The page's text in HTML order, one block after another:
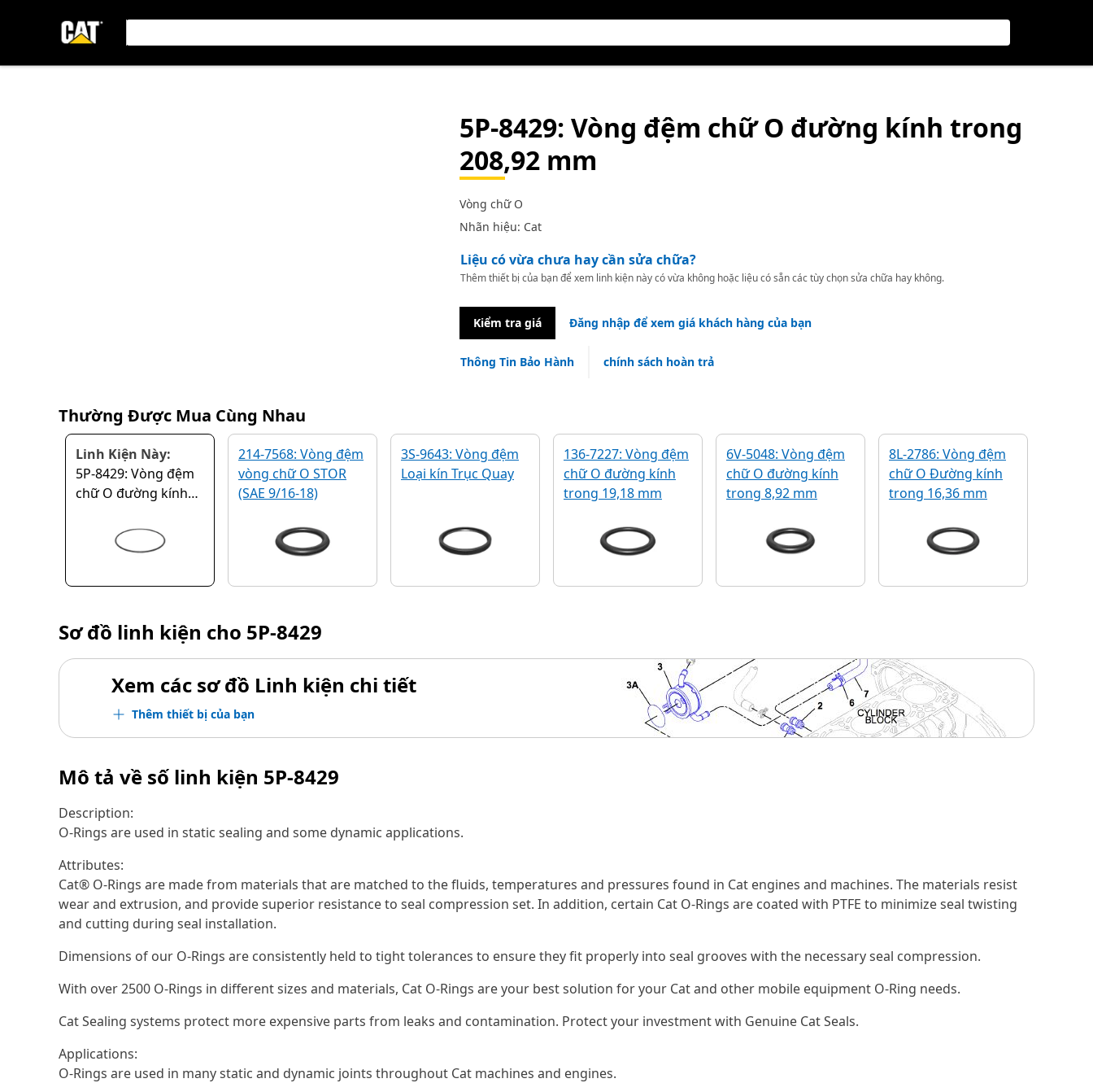
5P-8429: Vòng đệm chữ O đường kính trong
208,92 mm
Vòng chữ O
Nhãn hiệu: Cat
Liệu có vừa chưa hay cần sửa chữa?
Thêm thiết bị của bạn để xem linh kiện này có vừa không hoặc liệu có sẵn các tùy chọn sửa chữa hay không.
Kiểm tra giá Đăng nhập để xem giá khách hàng của bạn
Thông Tin Bảo Hành chính sách hoàn trả
Thường Được Mua Cùng Nhau
Linh Kiện Này:
5P-8429: Vòng đệm
chữ O đường kính
214-7568: Vòng đệm
vòng chữ O STOR
(SAE 9/16-18)
3S-9643: Vòng đệm
Loại kín Trục Quay
136-7227: Vòng đệm
chữ O đường kính
trong 19,18 mm
6V-5048: Vòng đệm
chữ O đường kính
trong 8,92 mm
8L-2786: Vòng đệm
chữ O Đường kính
trong 16,36 mm
Sơ đồ linh kiện cho 5P-8429
Xem các sơ đồ Linh kiện chi tiết
Thêm thiết bị của bạn
Mô tả về số linh kiện 5P-8429
Description:
O-Rings are used in static sealing and some dynamic applications.
Attributes:
Cat® O-Rings are made from materials that are matched to the fluids, temperatures and pressures found in Cat engines and machines. The materials resist
wear and extrusion, and provide superior resistance to seal compression set. In addition, certain Cat O-Rings are coated with PTFE to minimize seal twisting
and cutting during seal installation.
Dimensions of our O-Rings are consistently held to tight tolerances to ensure they fit properly into seal grooves with the necessary seal compression.
With over 2500 O-Rings in different sizes and materials, Cat O-Rings are your best solution for your Cat and other mobile equipment O-Ring needs.
Cat Sealing systems protect more expensive parts from leaks and contamination. Protect your investment with Genuine Cat Seals.
Applications:
O-Rings are used in many static and dynamic joints throughout Cat machines and engines.